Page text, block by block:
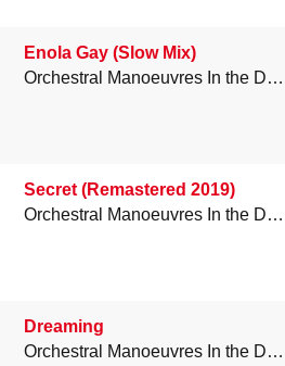
Enola Gay (Slow Mix)
Orchestral Manoeuvres In the Dark
Secret (Remastered 2019)
Orchestral Manoeuvres In the Dark
Dreaming
Orchestral Manoeuvres In the Dark